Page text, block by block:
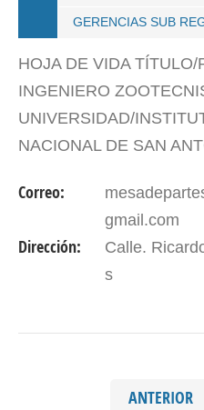
GERENCIAS SUB
HOJA DE VIDA TÍTULO/
INGENIERO
UNIVERSIDAD/
NACIONAL DE SAN
2023-2026
Correo:
gmail.com
Dirección:
Calle.
s
ANTERIOR